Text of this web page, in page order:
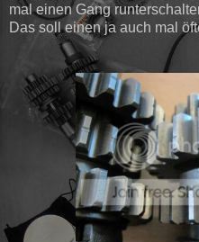
mal einen Gang
Das soll einen ja auch mal